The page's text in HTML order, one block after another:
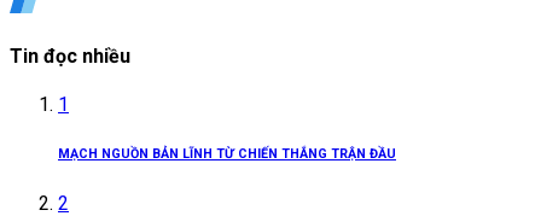
Tin đọc nhiều
1
MẠCH NGUỒN BẢN LĨNH TỪ CHIẾN THẮNG TRẬN ĐẦU
2